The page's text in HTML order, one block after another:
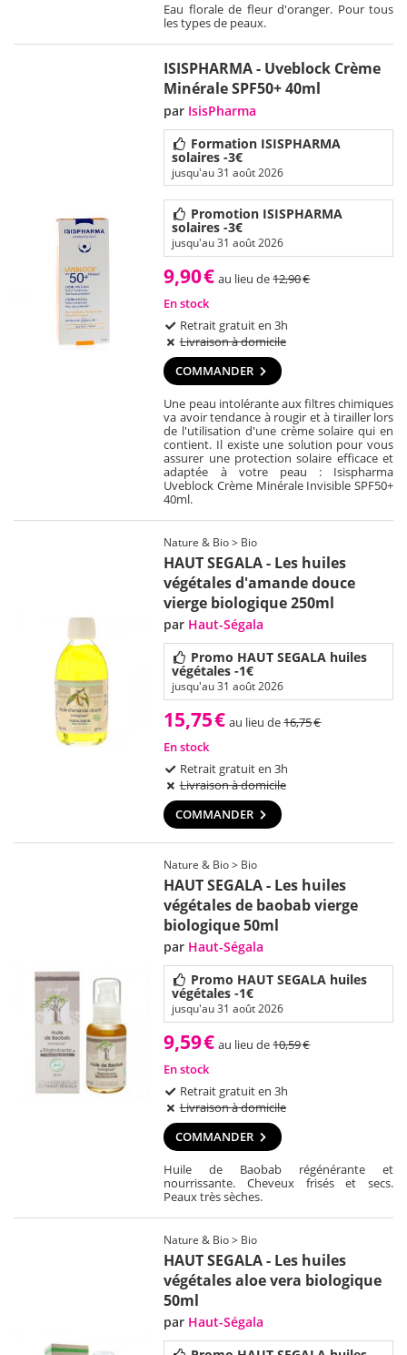
Eau florale de fleur d'oranger. Pour tous
les types de peaux.
ISISPHARMA - Uveblock Crème
Minérale SPF50+ 40ml
par IsisPharma
Formation ISISPHARMA
solaires -3€
jusqu'au 31 août 2026
Promotion ISISPHARMA
solaires -3€
jusqu'au 31 août 2026
9,90€ au lieu de12,90€
En stock
Retrait gratuit en 3h
Livraison à domicile
COMMANDER
Une peau intolérante aux filtres chimiques
va avoir tendance à rougir et à tirailler lors
de l'utilisation d'une crème solaire qui en
contient. Il existe une solution pour vous
assurer une protection solaire efficace et
adaptée à votre peau : Isispharma
Uveblock Crème Minérale Invisible SPF50+
40ml.
Nature & Bio > Bio
HAUT SEGALA - Les huiles
végétales d'amande douce
vierge biologique 250ml
par Haut-Ségala
Promo HAUT SEGALA huiles
végétales -1€
jusqu'au 31 août 2026
15,75€ au lieu de16,75€
En stock
Retrait gratuit en 3h
Livraison à domicile
COMMANDER
Nature & Bio > Bio
HAUT SEGALA - Les huiles
végétales de baobab vierge
biologique 50ml
par Haut-Ségala
Promo HAUT SEGALA huiles
végétales -1€
jusqu'au 31 août 2026
9,59€ au lieu de10,59€
En stock
Retrait gratuit en 3h
Livraison à domicile
COMMANDER
Huile de Baobab régénérante et
nourrissante. Cheveux frisés et secs.
Peaux très sèches.
Nature & Bio > Bio
HAUT SEGALA - Les huiles
végétales aloe vera biologique
50ml
par Haut-Ségala